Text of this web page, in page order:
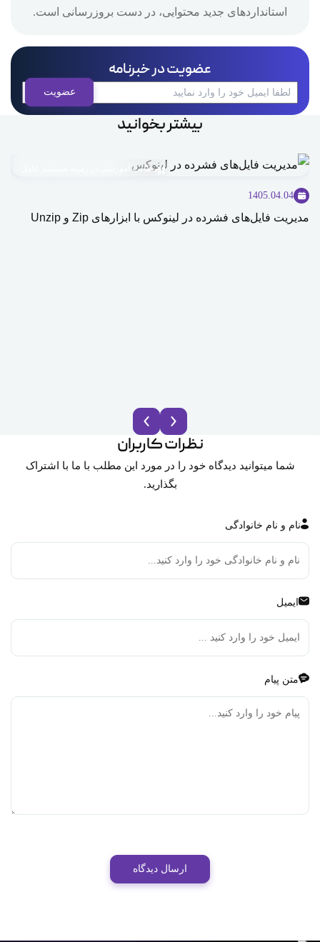
استانداردهای جدید محتوایی، در دست بروزرسانی است.
عضویت در خبرنامه
بیشتر بخوانید
مطالب آموزشی در زمینه سیستم عامل
1405.04.04
مدیریت فایل‌های فشرده در لینوکس با ابزارهای Zip و Unzip
نظرات کاربران
شما میتوانید دیدگاه خود را در مورد این مطلب با ما با اشتراک
بگذارید.
نام و نام خانوادگی
ایمیل
متن پیام
ارسال دیدگاه